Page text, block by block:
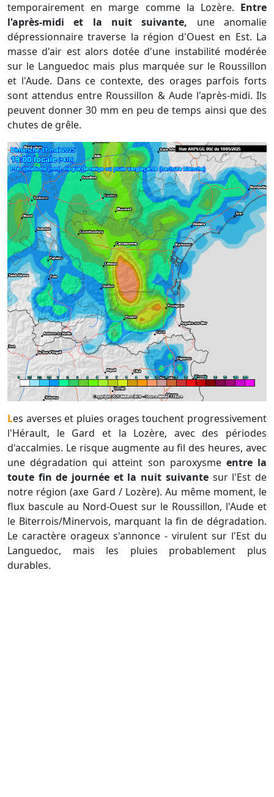
temporairement en marge comme la Lozère. Entre
l'après-midi et la nuit suivante, une anomalie
dépressionnaire traverse la région d'Ouest en Est. La
masse d'air est alors dotée d'une instabilité modérée
sur le Languedoc mais plus marquée sur le Roussillon
et l'Aude. Dans ce contexte, des orages parfois forts
sont attendus entre Roussillon & Aude l'après-midi. Ils
peuvent donner 30 mm en peu de temps ainsi que des
chutes de grêle.
Les averses et pluies orages touchent progressivement
l'Hérault, le Gard et la Lozère, avec des périodes
d'accalmies. Le risque augmente au fil des heures, avec
une dégradation qui atteint son paroxysme entre la
toute fin de journée et la nuit suivantesur l'Est de
notre région (axe Gard / Lozère). Au même moment, le
flux bascule au Nord-Ouest sur le Roussillon, l'Aude et
le Biterrois/Minervois, marquant la fin de dégradation.
Le caractère orageux s'annonce - virulent sur l'Est du
Languedoc, mais les pluies probablement plus
durables.